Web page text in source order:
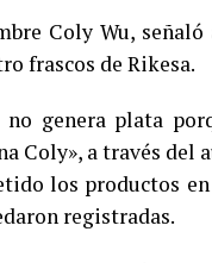
Coly Wu,
frascos de Rikesa.
genera plata
Coly», a través del
los productos
registradas.